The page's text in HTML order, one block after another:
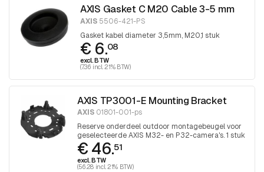
AXIS Gasket C M20 Cable 3-5 mm
AXIS5506-421-PS
Gasket kabel diameter 3,5mm, M20,1 stuk
€ 6.08
excl. BTW
(7.36 incl. 21% BTW)
AXIS TP3001-E Mounting Bracket
AXIS 01801-001-ps
Reserve onderdeel outdoor montagebeugel voor
geselecteerde AXIS M32- en P32-camera's. 1 stuk
€ 46.51
excl. BTW
(56.28 incl. 21% BTW)